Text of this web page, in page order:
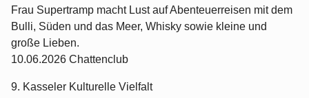
Frau Supertramp macht Lust auf Abenteuerreisen mit dem
Bulli, Süden und das Meer, Whisky sowie kleine und
große Lieben.
10.06.2026 Chattenclub
9. Kasseler Kulturelle Vielfalt